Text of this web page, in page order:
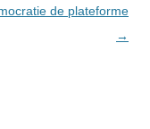
de plateforme
→